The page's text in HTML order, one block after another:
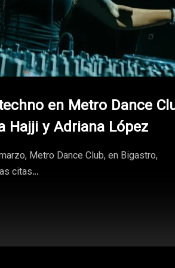
en Metro Dance
Hajji y Adriana López
Metro Dance Club, en Bigastro,
citas…